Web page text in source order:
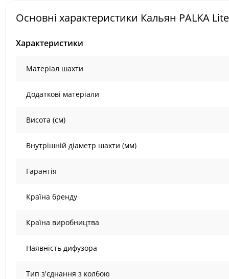
Основні характеристики Кальян PALKA
Характеристики
Матеріал шахти
Додаткові матеріали
Висота (см)
Внутрішній діаметр шахти (мм)
Гарантія
Країна бренду
Країна виробництва
Наявність дифузора
Тип з'єднання з колбою